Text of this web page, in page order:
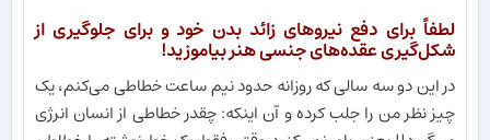
لطفاً برای دفع نیروهای زائد بدن خود و برای جلوگیری از
شکل‌گیری عقده‌های جنسی هنر بیاموزید!
در این دو سه سالی که روزانه حدود نیم ساعت خطاطی می‌کنم، یک
چیز نظر من را جلب کرده و آن اینکه: چقدر خطاطی از انسان انرژی